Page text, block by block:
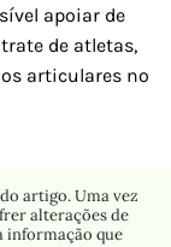
apoiar de
de atletas,
articulares no
artigo. Uma vez
alterações de
informação que